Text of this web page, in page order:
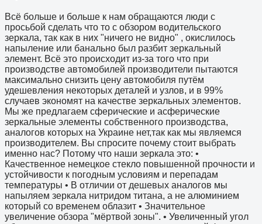
Всё больше и больше к нам обращаются люди с
просьбой сделать что то с обзором водительского
зеркала, так как в них "ничего не видно" , окислилось
напыление или банально был разбит зеркальный
элемент. Всё это происходит из-за того что при
производстве автомобилей производители пытаются
максимально снизить цену автомобиля путём
удешевления некоторых деталей и узлов, и в 99%
случаев экономят на качестве зеркальных элементов.
Мы же предлагаем сферические и асферические
зеркальные элементы собственного производства,
аналогов которых на Украине нет,так как мы являемся
производителем. Вы спросите почему стоит выбрать
именно нас? Потому что наши зеркала это: •
Качественное немецкое стекло повышенной прочности и
устойчивости к погодным условиям и перепадам
температуры • В отличии от дешевых аналогов мы
напыляем зеркала нитридом титана, а не алюминием
который со временем облазит • Значительное
увеличение обзора "мёртвой зоны". • Увеличенный угол